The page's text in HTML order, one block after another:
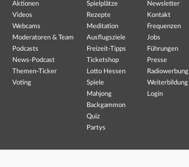
Aktionen
Videos
Webcams
Moderatoren & Team
Podcasts
News-Podcast
Themen-Ticker
Voting
Spielplätze
Rezepte
Meditation
Ausflugsziele
Freizeit-Tipps
Ticketshop
Lotto Hessen
Spiele
Mahjong
Backgammon
Quiz
Partys
Newsletter
Kontakt
Frequenzen
Jobs
Führungen
Presse
Radiowerbung
Weiterbildung
Login